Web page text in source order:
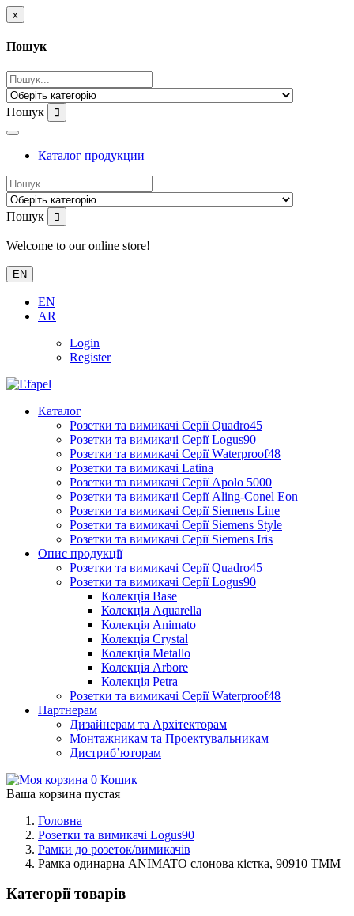
x
Пошук
Пошук
Каталог продукции
Пошук
Welcome to our online store!
EN
EN
AR
Login
Register
Каталог
Розетки та вимикачі Серії Quadro45
Розетки та вимикачі Серії Logus90
Розетки та вимикачі Серії Waterproof48
Розетки та вимикачі Latina
Розетки та вимикачі Серії Apolo 5000
Розетки та вимикачі Серії Aling-Conel Eon
Розетки та вимикачі Серії Siemens Line
Розетки та вимикачі Серії Siemens Style
Розетки та вимикачі Серії Siemens Iris
Опис продукції
Розетки та вимикачі Серії Quadro45
Розетки та вимикачі Серії Logus90
Колекція Base
Колекція Aquarella
Колекція Animato
Колекція Crystal
Колекція Metallo
Колекція Arbore
Колекція Petra
Розетки та вимикачі Серії Waterproof48
Партнерам
Дизайнерам та Архітекторам
Монтажникам та Проектувальникам
Дистриб’юторам
0 Кошик
Ваша корзина пустая
Головна
Розетки та вимикачі Logus90
Рамки до розеток/вимикачів
Рамка одинарна ANIMATO слонова кістка, 90910 TMM
Категорії товарів